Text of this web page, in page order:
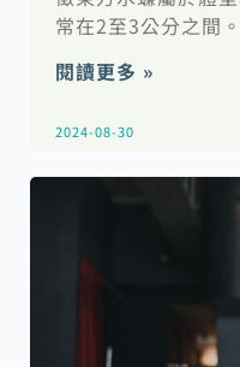
常在2至3公分之間。
閱讀更多 »
2024-08-30